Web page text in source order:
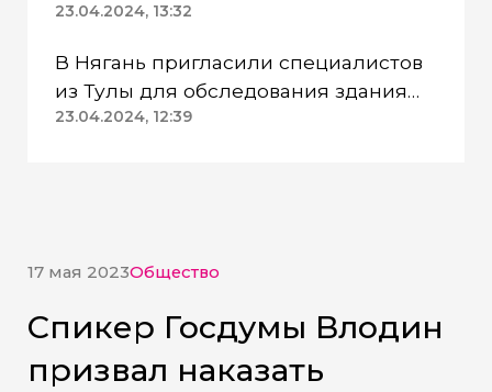
пехотинцев» Югры вынесли
23.04.2024, 13:32
В Нягань пригласили специалистов
из Тулы для обследования здания
ДК «Геолог»
23.04.2024, 12:39
17 мая 2023Общество
Спикер Госдумы Влодин
призвал наказать